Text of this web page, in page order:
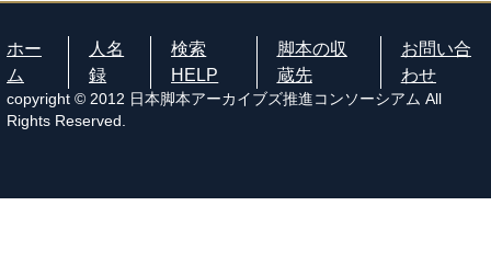
ホー
ム
人名
録
検索
HELP
脚本の収
蔵先
お問い合
わせ
copyright © 2012 日本脚本アーカイブズ推進コンソーシアム All
Rights Reserved.